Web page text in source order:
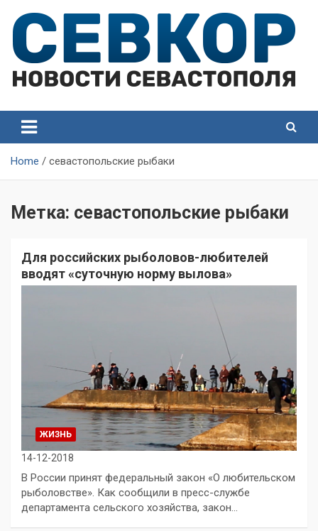
content
Севастополя
Севастополя
Home севастопольские рыбаки
Метка: севастопольские рыбаки
Для российских рыболовов-любителей
вводят «суточную норму вылова»
ЖИЗНЬ
14-12-2018
В России принят федеральный закон «О любительском
рыболовстве». Как сообщили в пресс-службе
департамента сельского хозяйства, закон…